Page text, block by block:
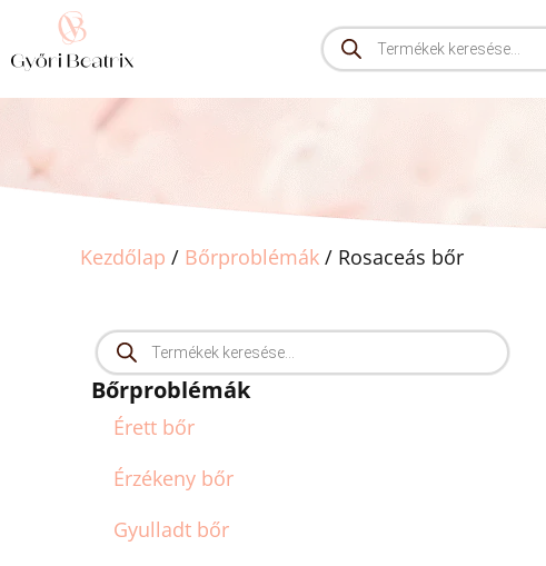
Kezdőlap / Bőrproblémák / Rosaceás bőr
Bőrproblémák
Érett bőr
Érzékeny bőr
Gyulladt bőr